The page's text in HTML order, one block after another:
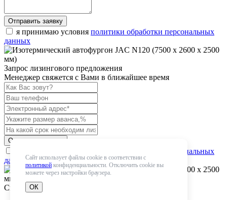
Сайт использует файлы cookie в соответствии с
политикой конфиденциальности. Отключить cookie вы
можете через настройки браузера.
ОК
Отправить заявку
я принимаю условия политики обработки персональных
данных
Запрос лизингового предложения
Менеджер свяжется с Вами в ближайшее время
Отправить запрос
политики обработки персональных
данных
Спасибо! Мы получили Вашу заявку